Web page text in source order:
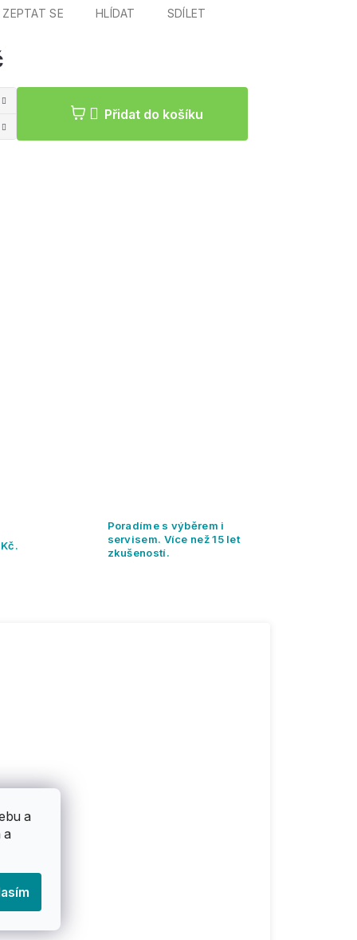
a
a
cena:
Přidat do košíku
ZEPTAT SE HLÍDAT SDÍLET
Poradíme s výběrem i
servisem. Více než 15 let
zkušeností.